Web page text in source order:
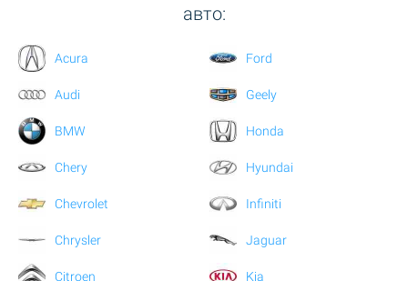
авто:
Acura
Audi
BMW
Chery
Chevrolet
Chrysler
Citroen
Ford
Geely
Honda
Hyundai
Infiniti
Jaguar
Kia